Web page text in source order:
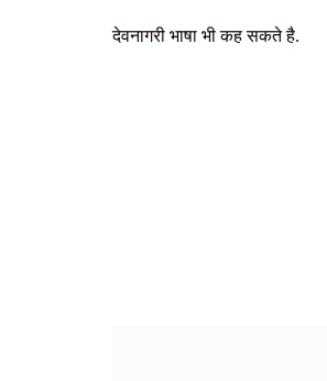
देवनागरी भाषा भी कह सकते है.